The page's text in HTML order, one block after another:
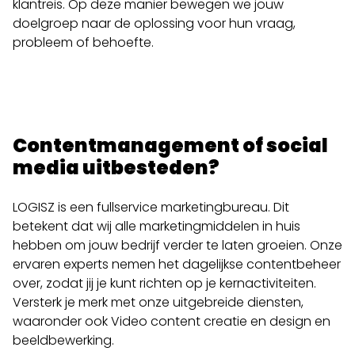
klantreis. Op deze manier bewegen we jouw
doelgroep naar de oplossing voor hun vraag,
probleem of behoefte.
Contentmanagement of social
media uitbesteden?
LOGISZ is een fullservice marketingbureau. Dit
betekent dat wij alle marketingmiddelen in huis
hebben om jouw bedrijf verder te laten groeien. Onze
ervaren experts nemen het dagelijkse contentbeheer
over, zodat jij je kunt richten op je kernactiviteiten.
Versterk je merk met onze uitgebreide diensten,
waaronder ook Video content creatie en design en
beeldbewerking.